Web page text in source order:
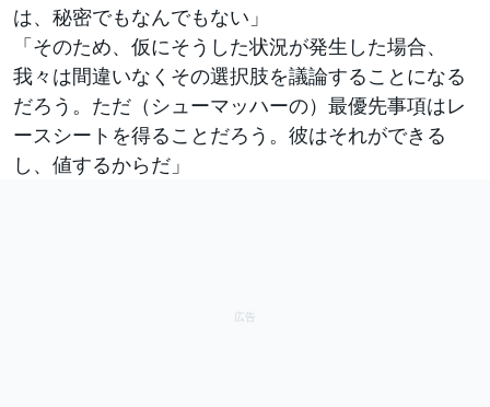
は、秘密でもなんでもない」
「そのため、仮にそうした状況が発生した場合、
我々は間違いなくその選択肢を議論することになる
だろう。ただ（シューマッハーの）最優先事項はレ
ースシートを得ることだろう。彼はそれができる
し、値するからだ」